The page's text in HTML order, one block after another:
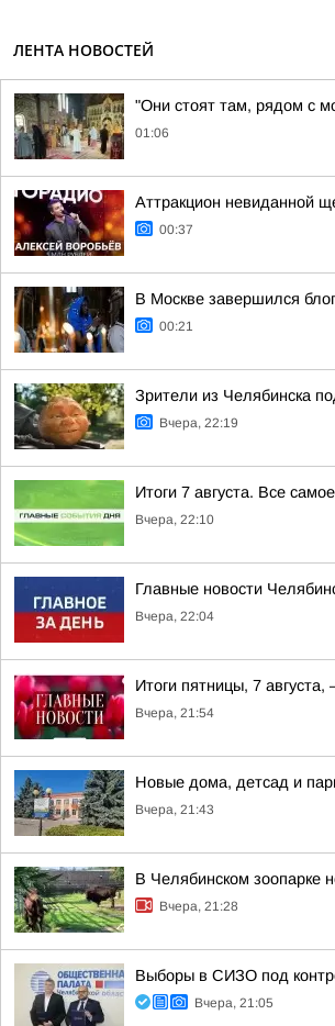
ЛЕНТА НОВОСТЕЙ
"Они стоят там, рядом с
01:06
Аттракцион невиданной
00:37
В Москве завершился
00:21
Зрители из Челябинска
Вчера, 22:19
Итоги 7 августа. Все
Вчера, 22:10
Главные новости
Вчера, 22:04
Итоги пятницы, 7
Вчера, 21:54
Новые дома, детсад и
Вчера, 21:43
В Челябинском зоопарке
Вчера, 21:28
Выборы в СИЗО под
Вчера, 21:05